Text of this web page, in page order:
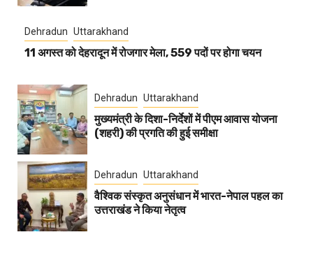
Dehradun Uttarakhand
11 अगस्त को देहरादून में रोजगार मेला, 559 पदों पर होगा चयन
Dehradun Uttarakhand
मुख्यमंत्री के दिशा-निर्देशों में पीएम आवास योजना
(शहरी) की प्रगति की हुई समीक्षा
Dehradun Uttarakhand
वैश्विक संस्कृत अनुसंधान में भारत-नेपाल पहल का
उत्तराखंड ने किया नेतृत्व